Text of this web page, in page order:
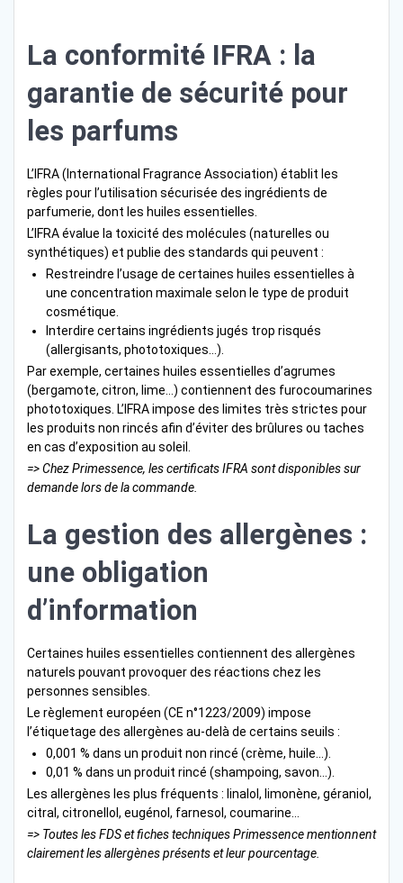
La conformité IFRA : la
garantie de sécurité pour
les parfums
L’IFRA (International Fragrance Association) établit les
règles pour l’utilisation sécurisée des ingrédients de
parfumerie, dont les huiles essentielles.
L’IFRA évalue la toxicité des molécules (naturelles ou
synthétiques) et publie des standards qui peuvent :
Restreindre l’usage de certaines huiles essentielles à
une concentration maximale selon le type de produit
cosmétique.
Interdire certains ingrédients jugés trop risqués
(allergisants, phototoxiques…).
Par exemple, certaines huiles essentielles d’agrumes
(bergamote, citron, lime…) contiennent des furocoumarines
phototoxiques. L’IFRA impose des limites très strictes pour
les produits non rincés afin d’éviter des brûlures ou taches
en cas d’exposition au soleil.
=> Chez Primessence, les certificats IFRA sont disponibles sur
demande lors de la commande.
La gestion des allergènes :
une obligation
d’information
Certaines huiles essentielles contiennent des allergènes
naturels pouvant provoquer des réactions chez les
personnes sensibles.
Le règlement européen (CE n°1223/2009) impose
l’étiquetage des allergènes au-delà de certains seuils :
0,001 % dans un produit non rincé (crème, huile…).
0,01 % dans un produit rincé (shampoing, savon…).
Les allergènes les plus fréquents : linalol, limonène, géraniol,
citral, citronellol, eugénol, farnesol, coumarine…
=> Toutes les FDS et fiches techniques Primessence mentionnent
clairement les allergènes présents et leur pourcentage.